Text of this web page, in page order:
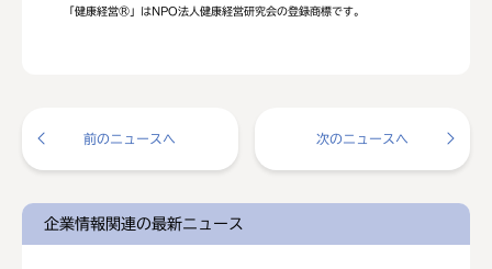
「健康経営®」はNPO法人健康経営研究会の登録商標です。
前のニュースへ 次のニュースへ
企業情報関連の最新ニュース